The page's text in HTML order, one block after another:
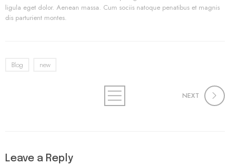
ligula eget dolor. Aenean massa. Cum sociis natoque penatibus et magnis
dis parturient montes.
Blog new
NEXT
Leave a Reply